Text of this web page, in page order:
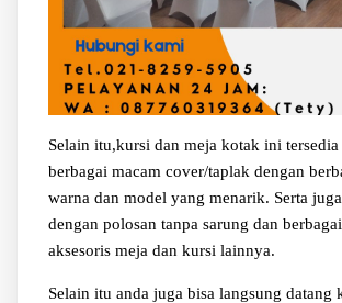
Selain itu,kursi dan meja kotak ini tersedia
berbagai macam cover/taplak dengan
warna dan model yang menarik. Serta
dengan polosan tanpa sarung dan
aksesoris meja dan kursi lainnya.
Selain itu anda juga bisa langsung datang